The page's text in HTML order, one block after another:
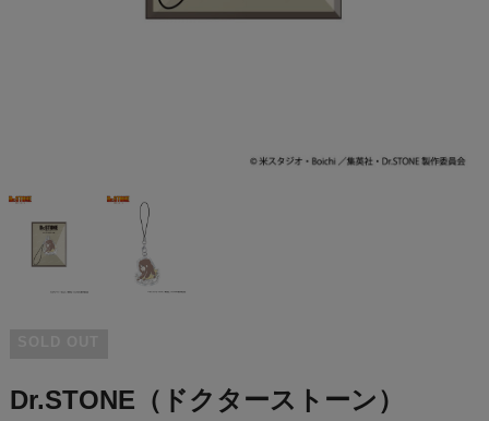
Dr.STONE（ドクターストーン）